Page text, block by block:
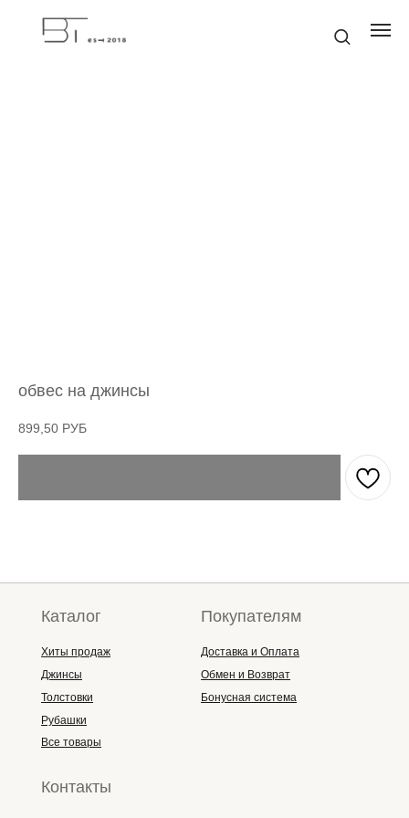
обвес на джинсы
899,50 РУБ
Каталог
Хиты продаж
Джинсы
Толстовки
Рубашки
Все товары
Доставка и Оплата
Обмен и Возврат
Бонусная система
Покупателям
Контакты